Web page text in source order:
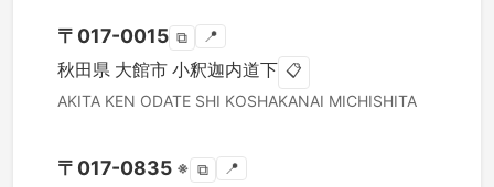
〒 017-0015 ⧉ 📍
秋田県 大館市 小釈迦内道下 📋
AKITA KEN ODATE SHI KOSHAKANAI MICHISHITA
〒 017-0835 ※ ⧉ 📍